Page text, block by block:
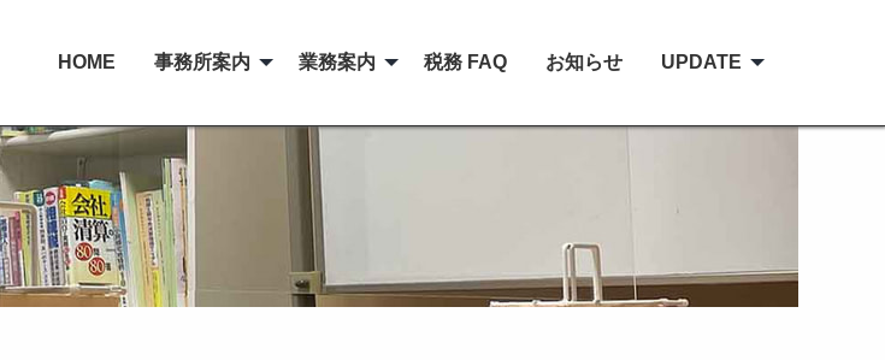
HOME 事務所案内 業務案内 税務 FAQ お知らせ UPDATE